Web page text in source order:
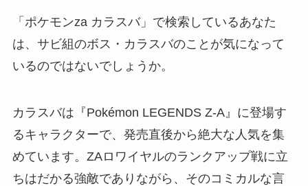
「ポケモンza カラスバ」で検索しているあなた
は、サビ組のボス・カラスバのことが気になって
いるのではないでしょうか。
カラスバは『Pokémon LEGENDS Z-A』に登場す
るキャラクターで、発売直後から絶大な人気を集
めています。ZAロワイヤルのランクアップ戦に立
ちはだかる強敵でありながら、そのコミカルな言